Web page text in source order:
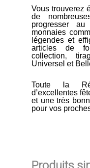
Vous trouverez
de
progresser
monnaies
légendes et
articles de
collection,
Universel et
Toute la
d’excellentes
et une très
pour vos